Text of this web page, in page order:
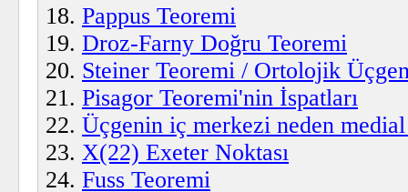
Pappus Teoremi
Droz-Farny Doğru Teoremi
Steiner Teoremi / Ortolojik
Pisagor Teoremi'nin İspatları
Üçgenin iç merkezi neden medial
X(22) Exeter Noktası
Fuss Teoremi